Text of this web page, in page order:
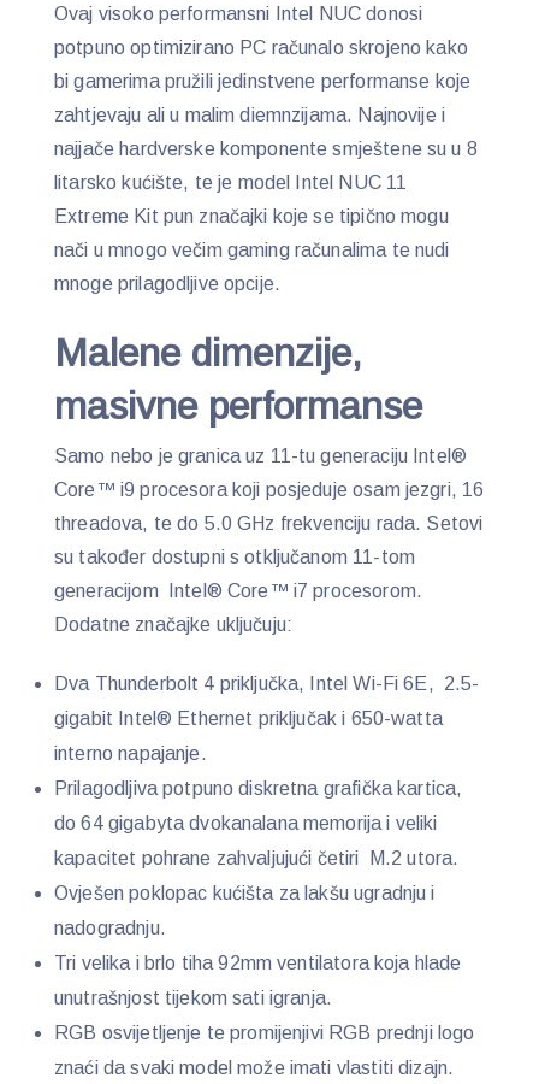
Ovaj visoko performansni Intel NUC donosi
potpuno optimizirano PC računalo skrojeno kako
bi gamerima pružili jedinstvene performanse koje
zahtjevaju ali u malim diemnzijama. Najnovije i
najjače hardverske komponente smještene su u 8
litarsko kućište, te je model Intel NUC 11
Extreme Kit pun značajki koje se tipično mogu
nači u mnogo večim gaming računalima te nudi
mnoge prilagodljive opcije.
Malene dimenzije,
masivne performanse
Samo nebo je granica uz 11-tu generaciju Intel®
Core™ i9 procesora koji posjeduje osam jezgri, 16
threadova, te do 5.0 GHz frekvenciju rada. Setovi
su također dostupni s otključanom 11-tom
generacijom Intel® Core™ i7 procesorom.
Dodatne značajke uključuju:
Dva Thunderbolt 4 priključka, Intel Wi-Fi 6E, 2.5-
gigabit Intel® Ethernet priključak i 650-watta
interno napajanje.
Prilagodljiva potpuno diskretna grafička kartica,
do 64 gigabyta dvokanalana memorija i veliki
kapacitet pohrane zahvaljujući četiri M.2 utora.
Ovješen poklopac kućišta za lakšu ugradnju i
nadogradnju.
Tri velika i brlo tiha 92mm ventilatora koja hlade
unutrašnjost tijekom sati igranja.
RGB osvijetljenje te promijenjivi RGB prednji logo
znaći da svaki model može imati vlastiti dizajn.